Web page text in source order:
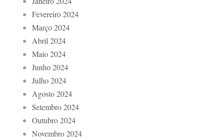
Fevereiro 2024
Março 2024
Abril 2024
Maio 2024
Junho 2024
Julho 2024
Agosto 2024
Setembro 2024
Outubro 2024
Novembro 2024